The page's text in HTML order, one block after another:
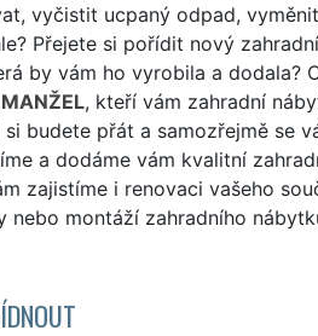
vyčistit ucpaný odpad,
Přejete si pořídit nový
by vám ho vyrobila a dodala?
, kteří vám zahradní
budete přát a samozřejmě se
a dodáme vám kvalitní
zajistíme i renovaci vašeho
montáží zahradního